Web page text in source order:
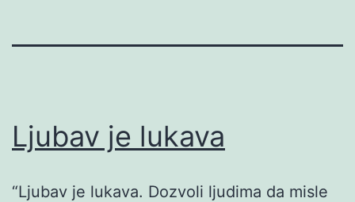
Ljubav je lukava
“Ljubav je lukava. Dozvoli ljudima da misle